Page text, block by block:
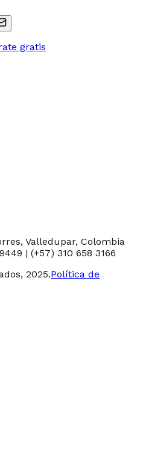
gratis
Valledupar, Colombia
| (+57) 310 658 3166
2025.Política de